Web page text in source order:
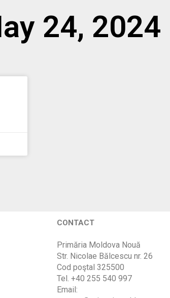
24, 2024
CONTACT
Primăria Moldova Nouă
Str. Nicolae Bălcescu nr. 26
Cod poştal 325500
Tel. +40 255 540 997
Email: